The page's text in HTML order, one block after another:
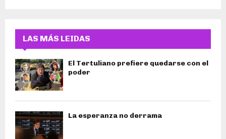
LAS MÁS LEIDAS
El Tertuliano prefiere quedarse con el
poder
La esperanza no derrama